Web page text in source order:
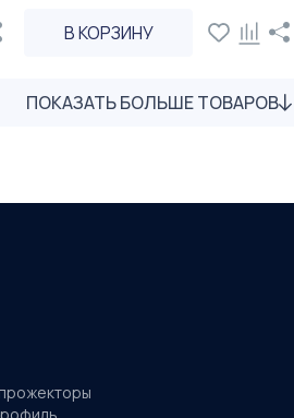
В КОРЗИНУ
ПОКАЗАТЬ БОЛЬШЕ ТОВАРОВ